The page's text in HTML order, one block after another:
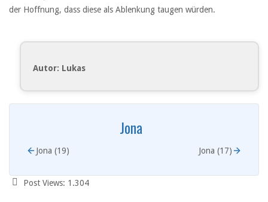
der Hoffnung, dass diese als Ablenkung taugen würden.
Autor: Lukas
Jona
Jona (19) Jona (17)
Post Views: 1.304